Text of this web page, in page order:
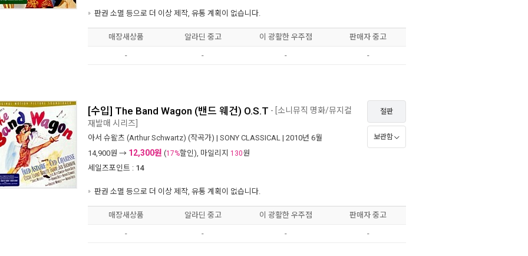
판권 소멸 등으로 더 이상 제작, 유통 계획이 없습니다.
매장새상품 알라딘 중고 이 광활한 우주점 판매자 중고
- - - -
[수입] The Band Wagon (밴드 웨건) O.S.T - [소니뮤직 명화/뮤지컬
재발매 시리즈]
아서 슈왈츠 (Arthur Schwartz) (작곡가) | SONY CLASSICAL | 2010년 6월
14,900원 → 12,300원 (17%할인), 마일리지 130원
세일즈포인트 : 14
판권 소멸 등으로 더 이상 제작, 유통 계획이 없습니다.
절판
보관함
매장새상품 알라딘 중고 이 광활한 우주점 판매자 중고
- - - -